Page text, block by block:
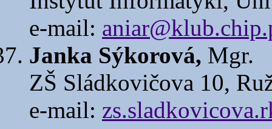
e-mail:
Janka Sýkorová, Mgr.
ZŠ Sládkovičova 10,
e-mail: